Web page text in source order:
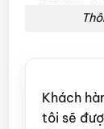
Khách
tôi sẽ